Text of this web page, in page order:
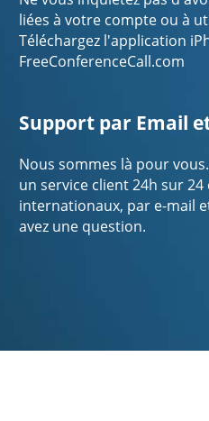
liées à votre compte ou à
Téléchargez l'application
FreeConferenceCall.com
Support par Email
Nous sommes là pour
un service client 24h sur
internationaux, par e-mail
avez une question.